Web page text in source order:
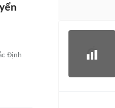
Định